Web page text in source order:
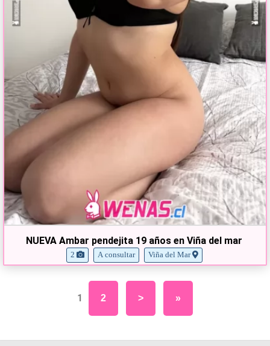
NUEVA Ambar pendejita 19 años en Viña del mar
2 A consultar Viña del Mar
1 2 > »